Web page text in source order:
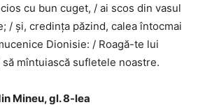
cu bun cuget, / ai scos din vasul
/ și, credința păzind, calea întocmai
Dionisie: / Roagă-te lui
mîntuiască sufletele noastre.
Mineu, gl. 8-lea